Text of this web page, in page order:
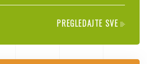
PREGLEDAJTE SVE